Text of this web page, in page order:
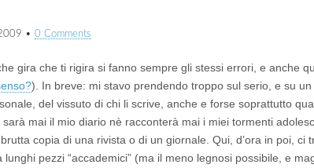
• 0 Comments
gira che ti rigira si fanno sempre gli stessi errori, e anche
). In breve: mi stavo prendendo troppo sul serio, e su
del vissuto di chi li scrive, anche e forse soprattutto
mai il mio diario nè racconterà mai i miei tormenti
copia di una rivista o di un giornale. Qui, d’ora in poi,
pezzi “accademici” (ma il meno legnosi possibile, e